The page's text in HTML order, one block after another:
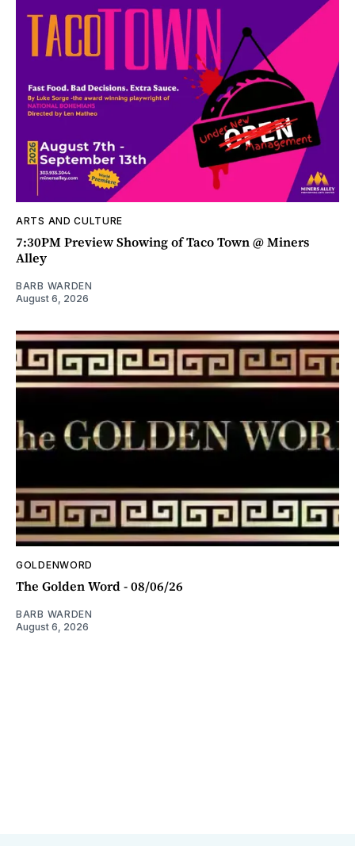
ARTS AND CULTURE
7:30PM Preview Showing of Taco Town @ Miners
Alley
BARB WARDEN
August 6, 2026
GOLDENWORD
The Golden Word - 08/06/26
BARB WARDEN
August 6, 2026